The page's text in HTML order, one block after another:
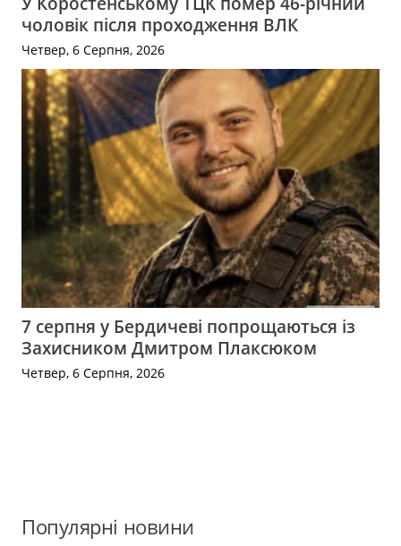
чоловік після проходження ВЛК
Четвер, 6 Серпня, 2026
7 серпня у Бердичеві попрощаються із
Захисником Дмитром Плаксюком
Четвер, 6 Серпня, 2026
Популярні новини